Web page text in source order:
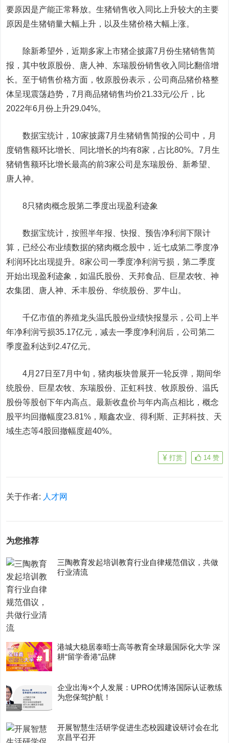
要原因是产能正常释放。生猪销售收入同比上升较大的主要
原因是生猪销量大幅上升，以及生猪价格大幅上涨。
除新希望外，近期多家上市猪企披露7月份生猪销售简
报，其中牧原股份 唐人神 东瑞股份销售收入同比翻倍增
长。至于销售价格方面，牧原股份表示，公司商品猪价格整
体呈现震荡趋势，7月商品猪销售均价21.33元/公斤，比
2022年6月份上升29.04%。
数据宝统计，10家披露7月生猪销售简报的公司中，月
度销售额环比增长、同比增长的均有8家，占比80%。7月生
猪销售额环比增长最高的前3家公司是东瑞股份、新希望、
唐人神。
8只猪肉概念股第二季度出现盈利迹象
数据宝统计，按照半年报、快报、预告净利润下限计
算，已经公布业绩数据的猪肉概念股中，近七成第二季度净
利润环比出现提升。8家公司一季度净利润亏损，第二季度
开始出现盈利迹象，如温氏股份 天邦食品 巨星农牧 、神
农集团
、唐人神、禾丰股份 、华统股份 罗牛山。
千亿市值的养殖龙头温氏股份业绩快报显示，公司上半
年净利润亏损35.17亿元，减去一季度净利润后，公司第二
季度盈利达到2.47亿元。
4月27日至7月中旬，猪肉板块曾展开一轮反弹，期间华
统股份、巨星农牧、东瑞股份、 正虹科技 、牧原股份、温氏
股份等股创下年内高点。最新收盘价与年内高点相比，概念
股平均回撤幅度23.81%， 顺鑫农业 、得利斯 正邦科技
天
域生态等4股回撤幅度超40%。
14 赞
打赏
关于作者: 人才网
为您推荐
三陶教育发起培训教育行业自律规范倡议，共做
行业清流
港城大稳居泰晤士高等教育全球最国际化大学 深
耕“留学香港”品牌
企业出海×个人发展：UPRO优博洛国际认证教练
为您保驾护航！
开展智慧生活研学促进生态校园建设研讨会在北
京昌平召开